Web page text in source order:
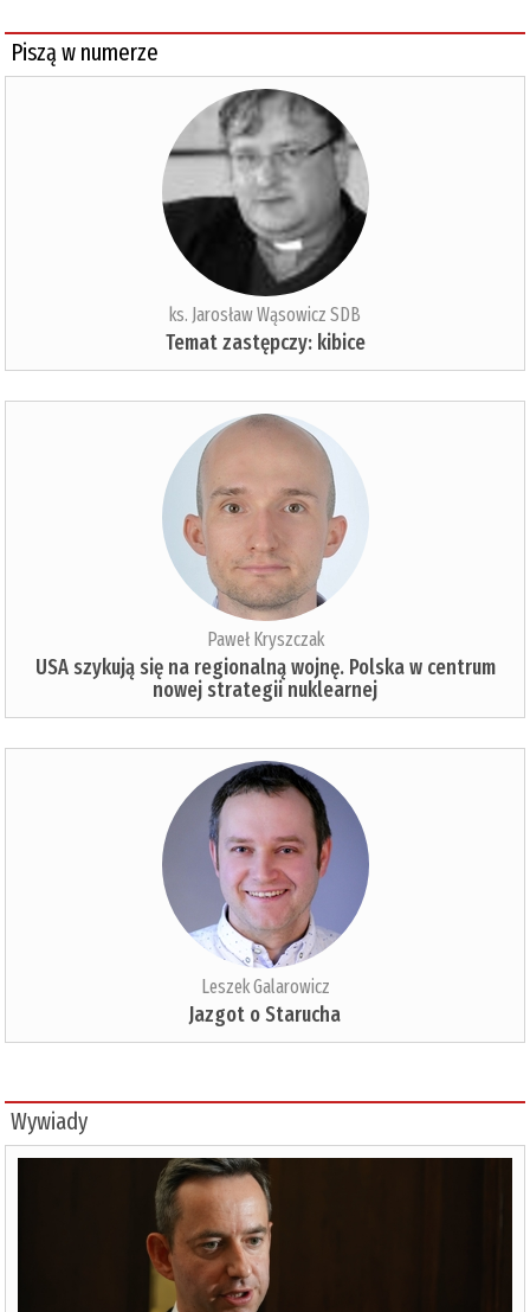
Piszą w numerze
ks. Jarosław Wąsowicz SDB
Temat zastępczy: kibice
Paweł Kryszczak
USA szykują się na regionalną wojnę. Polska w centrum
nowej strategii nuklearnej
Leszek Galarowicz
Jazgot o Starucha
Wywiady